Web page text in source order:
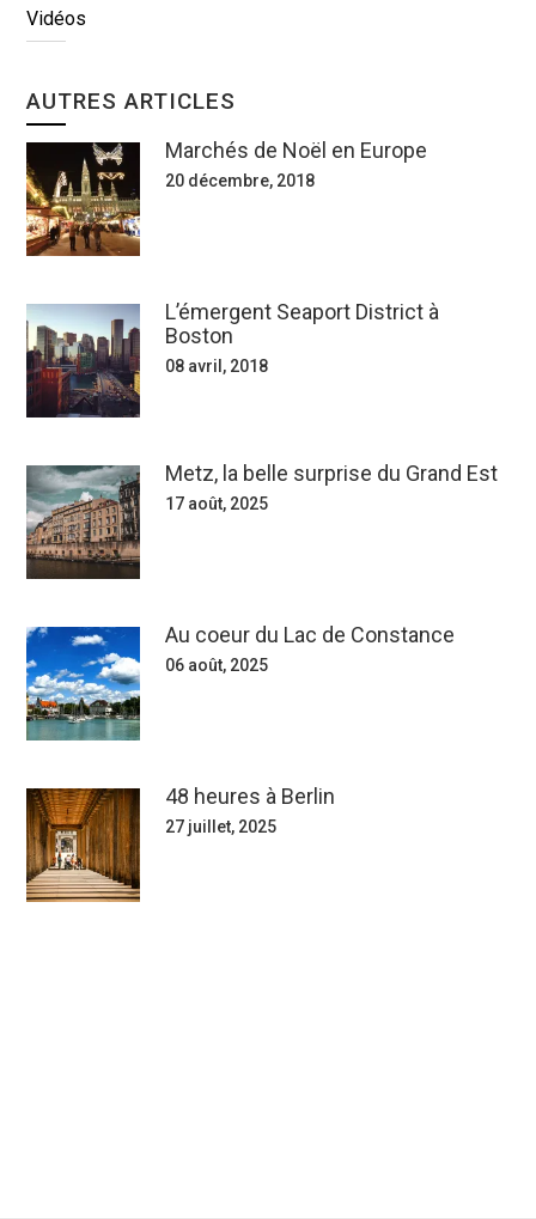
Vidéos
AUTRES ARTICLES
Marchés de Noël en Europe
20 décembre, 2018
L’émergent Seaport District à
Boston
08 avril, 2018
Metz, la belle surprise du Grand Est
17 août, 2025
Au coeur du Lac de Constance
06 août, 2025
48 heures à Berlin
27 juillet, 2025